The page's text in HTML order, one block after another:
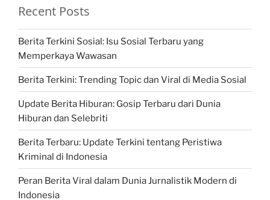
Recent Posts
Berita Terkini Sosial: Isu Sosial Terbaru yang
Memperkaya Wawasan
Berita Terkini: Trending Topic dan Viral di Media Sosial
Update Berita Hiburan: Gosip Terbaru dari Dunia
Hiburan dan Selebriti
Berita Terbaru: Update Terkini tentang Peristiwa
Kriminal di Indonesia
Peran Berita Viral dalam Dunia Jurnalistik Modern di
Indonesia